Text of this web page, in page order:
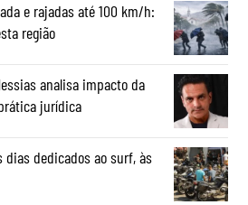
e rajadas até 100 km/h:
região
analisa impacto da
jurídica
dias dedicados ao surf, às